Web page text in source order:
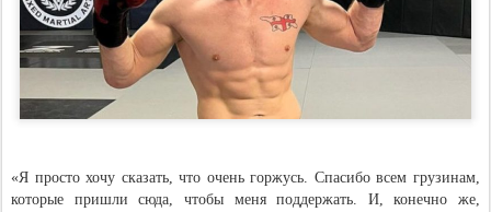
«Я просто хочу сказать, что очень горжусь. Спасибо всем грузинам,
которые пришли сюда, чтобы меня поддержать. И, конечно же,